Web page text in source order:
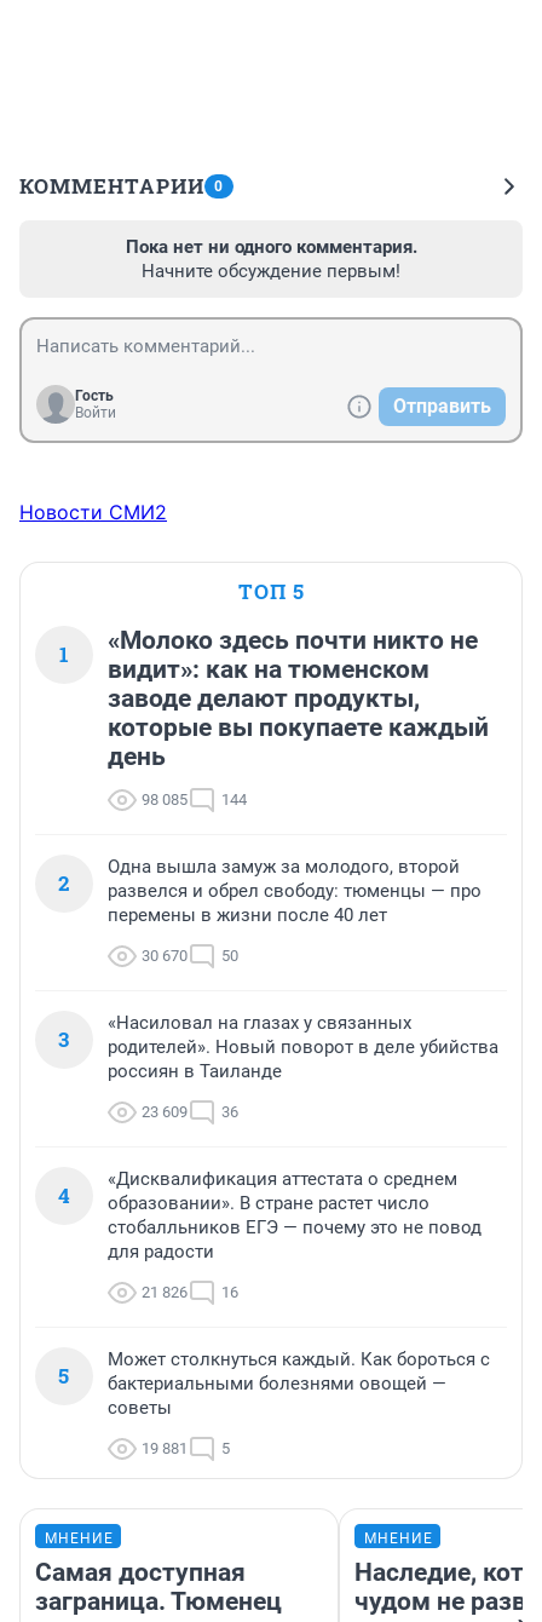
КОММЕНТАРИИ 0
Пока нет ни одного комментария.
Начните обсуждение первым!
Гость
Войти
Отправить
Новости СМИ2
ТОП 5
1
«Молоко здесь почти никто не
видит»: как на тюменском
заводе делают продукты,
которые вы покупаете каждый
день
98 085 144
2
Одна вышла замуж за молодого, второй
развелся и обрел свободу: тюменцы — про
перемены в жизни после 40 лет
30 670 50
3
«Насиловал на глазах у связанных
родителей». Новый поворот в деле убийства
россиян в Таиланде
23 609 36
4
«Дисквалификация аттестата о среднем
образовании». В стране растет число
стобалльников ЕГЭ — почему это не повод
для радости
21 826 16
5
Может столкнуться каждый. Как бороться с
бактериальными болезнями овощей —
советы
19 881 5
МНЕНИЕ
Самая доступная
заграница. Тюменец
МНЕНИЕ
Наследие,
чудом не